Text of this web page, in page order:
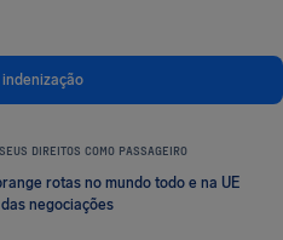
DIREITOS COMO PASSAGEIRO
rotas no mundo todo e na UE
negociações